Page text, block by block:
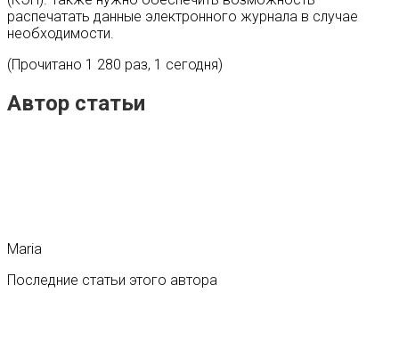
распечатать данные электронного журнала в случае
необходимости.
(Прочитано 1 280 раз, 1 сегодня)
Автор статьи
Maria
Последние статьи этого автора